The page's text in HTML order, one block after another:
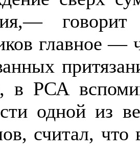
главное —
в РСА
одной из
считал,